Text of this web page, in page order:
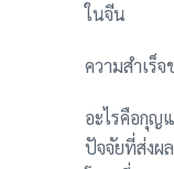
ในจีน
ความสำเร็
อะไรคือกุญ
ปัจจัยที่ส่งผ